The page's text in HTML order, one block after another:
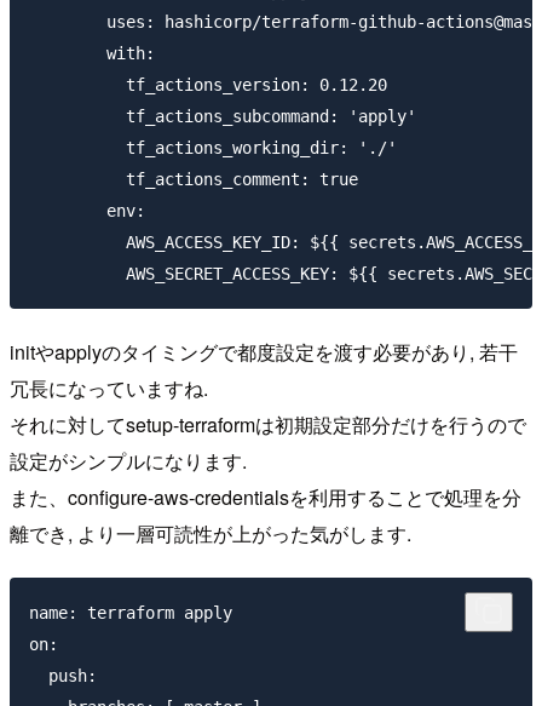
uses: hashicorp/terraform-github-
        with:
          tf_actions_version: 0.12.20
          tf_actions_subcommand: 'apply'
          tf_actions_working_dir: './'
          tf_actions_comment: true
        env:
AWS_ACCESS_KEY_ID: ${{
initやapplyのタイミングで都度設定を渡す必要があり, 若干
冗長になっていますね.
それに対してsetup-terraformは初期設定部分だけを行うので
設定がシンプルになります.
また、configure-aws-credentialsを利用することで処理を分
離でき, より一層可読性が上がった気がします.
name: terraform apply
on:
  push: